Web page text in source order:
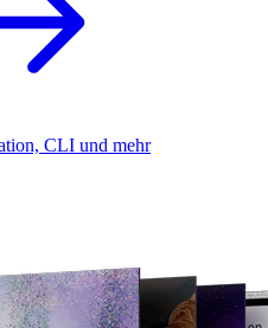
CLI und mehr